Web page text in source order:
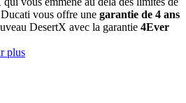
vous offre une garantie de 4 ans
DesertX avec la garantie 4Ever
plus